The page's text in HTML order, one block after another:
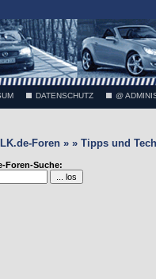
DATENSCHUTZ @
Foren » » Tipps und
Foren-Suche: